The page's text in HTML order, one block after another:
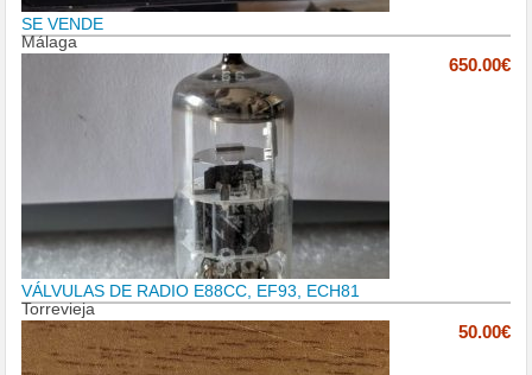
SE VENDE
Málaga
650.00€
VÁLVULAS DE RADIO E88CC, EF93, ECH81
Torrevieja
50.00€